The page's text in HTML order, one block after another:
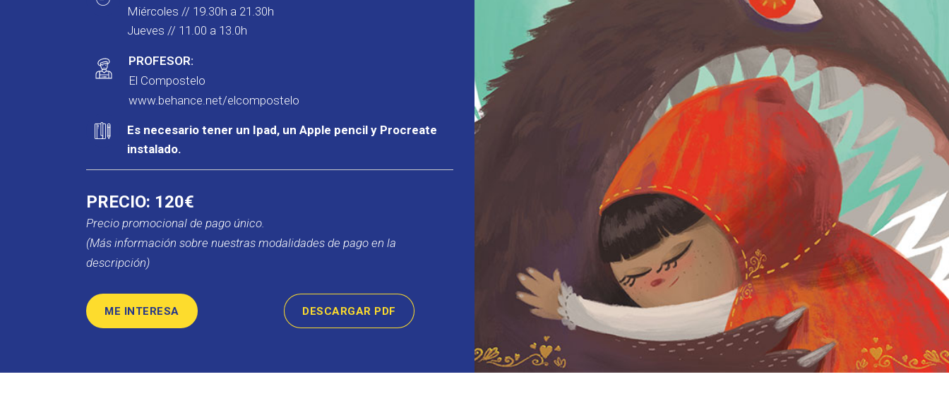
Miércoles // 19.30h a 21.30h
Jueves // 11.00 a 13.0h
PROFESOR:
El Compostelo
www.behance.net/elcompostelo
Es necesario tener un Ipad, un Apple pencil y Procreate
instalado.
PRECIO: 120€
Precio promocional de pago único.
(Más información sobre nuestras modalidades de pago en la
descripción)
ME INTERESA DESCARGAR PDF